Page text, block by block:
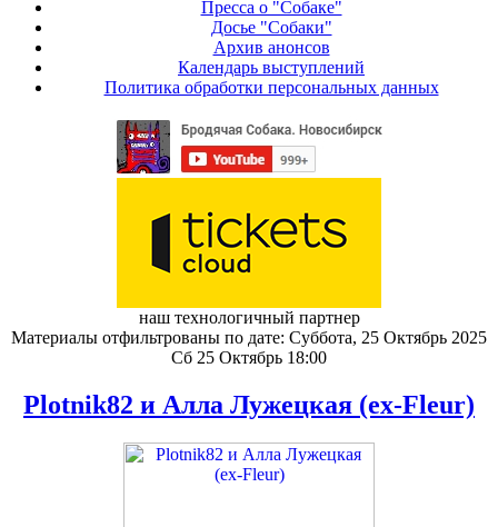
Пресса о "Собаке"
Досье "Собаки"
Архив анонсов
Календарь выступлений
Политика обработки персональных данных
наш технологичный партнер
Материалы отфильтрованы по дате: Суббота, 25 Октябрь 2025
Сб 25 Октябрь 18:00
Plotnik82 и Алла Лужецкая (ex-Fleur)